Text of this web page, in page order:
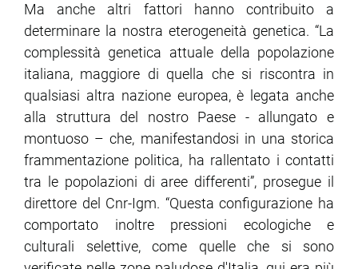
Ma anche altri fattori hanno contribuito a
determinare la nostra eterogeneità genetica. “La
complessità genetica attuale della popolazione
italiana, maggiore di quella che si riscontra in
qualsiasi altra nazione europea, è legata anche
alla struttura del nostro Paese - allungato e
montuoso – che, manifestandosi in una storica
frammentazione politica, ha rallentato i contatti
tra le popolazioni di aree differenti”, prosegue il
direttore del Cnr-Igm. “Questa configurazione ha
comportato inoltre pressioni ecologiche e
culturali selettive, come quelle che si sono